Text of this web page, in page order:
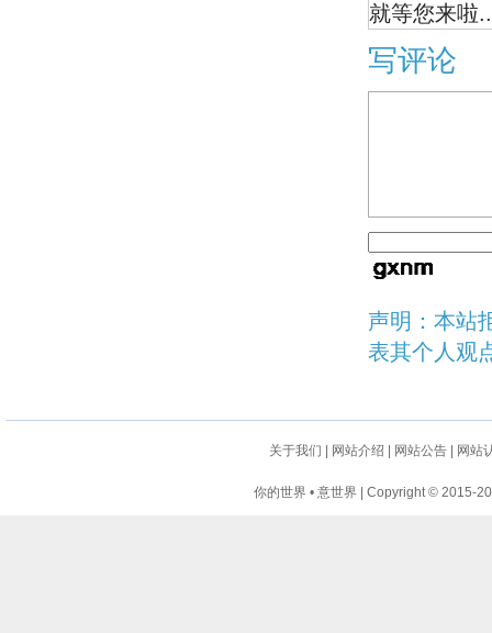
就等您来啦
写评论
声明：本站
表其个人观
关于我们 网站介绍 网站公告 网站
你的世界 • 意世界 | Copyright © 2015-